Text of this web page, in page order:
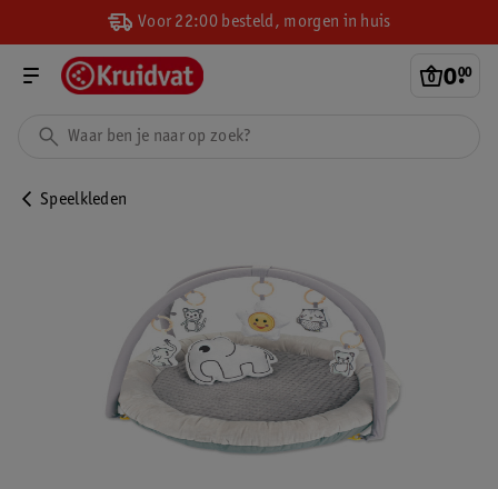
Voor 22:00 besteld, morgen in huis
0.
00
Speelkleden